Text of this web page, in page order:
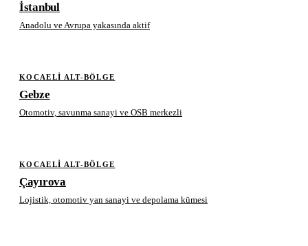
İstanbul
Anadolu ve Avrupa yakasında aktif
KOCAELI ALT-BÖLGE
Gebze
Otomotiv, savunma sanayi ve OSB merkezli
KOCAELI ALT-BÖLGE
Çayırova
Lojistik, otomotiv yan sanayi ve depolama kümesi